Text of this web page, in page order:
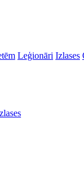
Leģionāri Izlases